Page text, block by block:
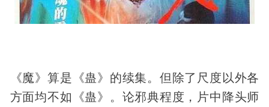
《魔》算是《蛊》的续集。但除了尺度以外各
方面均不如《蛊》。论邪典程度，片中降头师